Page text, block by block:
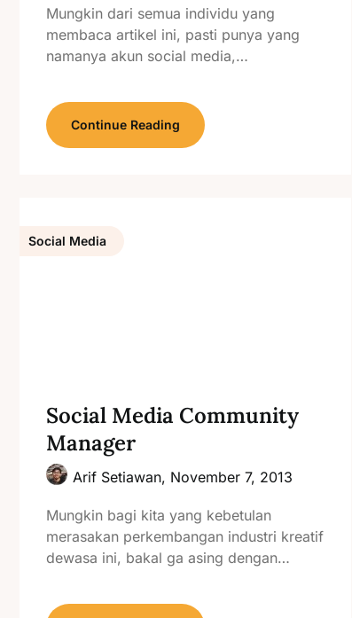
Mungkin dari semua individu yang
membaca artikel ini, pasti punya yang
namanya akun social media,…
Continue Reading
Social Media
Social Media Community
Manager
Arif Setiawan, November 7, 2013
Mungkin bagi kita yang kebetulan
merasakan perkembangan industri kreatif
dewasa ini, bakal ga asing dengan…